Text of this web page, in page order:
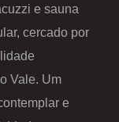
e sauna
cercado por
Vale. Um
e